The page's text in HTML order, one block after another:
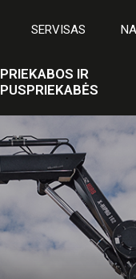
SERVISAS
PRIEKABOS IR
PUSPRIEKABĖS